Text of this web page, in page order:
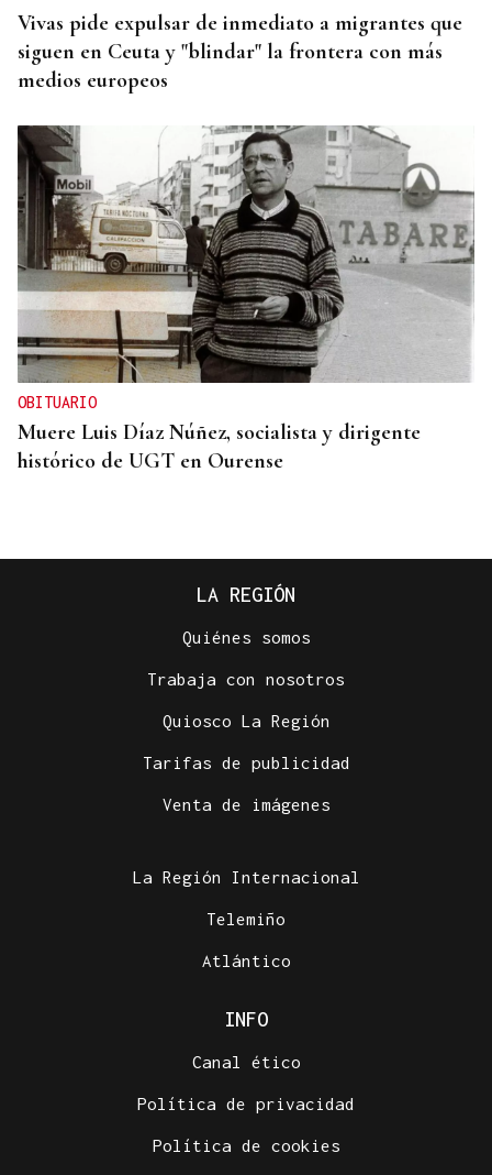
Vivas pide expulsar de inmediato a migrantes que
siguen en Ceuta y "blindar" la frontera con más
medios europeos
OBITUARIO
Muere Luis Díaz Núñez, socialista y dirigente
histórico de UGT en Ourense
Una mujer resulta herida tras colisionar un
LA REGIÓN
Quiénes somos
Trabaja con nosotros
Quiosco La Región
Tarifas de publicidad
Venta de imágenes
La Región Internacional
Telemiño
Atlántico
INFO
Canal ético
Política de privacidad
Política de cookies